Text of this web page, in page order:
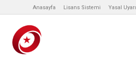
Anasayfa Lisans Sistemi Yasal Uyarı